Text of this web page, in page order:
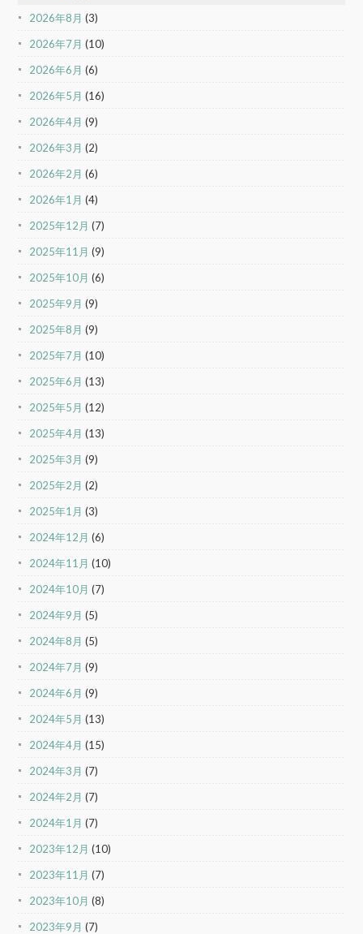
2026年8月 (3)
2026年7月 (10)
2026年6月 (6)
2026年5月 (16)
2026年4月 (9)
2026年3月 (2)
2026年2月 (6)
2026年1月 (4)
2025年12月 (7)
2025年11月 (9)
2025年10月 (6)
2025年9月 (9)
2025年8月 (9)
2025年7月 (10)
2025年6月 (13)
2025年5月 (12)
2025年4月 (13)
2025年3月 (9)
2025年2月 (2)
2025年1月 (3)
2024年12月 (6)
2024年11月 (10)
2024年10月 (7)
2024年9月 (5)
2024年8月 (5)
2024年7月 (9)
2024年6月 (9)
2024年5月 (13)
2024年4月 (15)
2024年3月 (7)
2024年2月 (7)
2024年1月 (7)
2023年12月 (10)
2023年11月 (7)
2023年10月 (8)
2023年9月 (7)